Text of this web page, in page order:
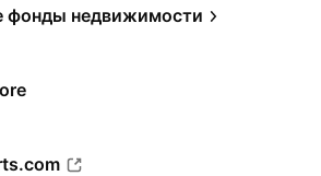
фонды недвижимости